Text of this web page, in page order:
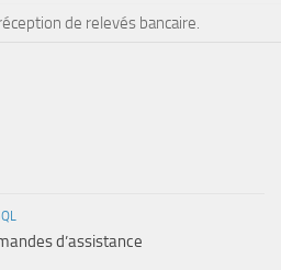
de relevés bancaire.
d’assistance